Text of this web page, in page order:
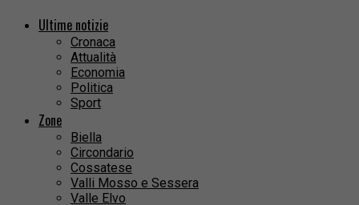
Ultime notizie
Cronaca
Attualità
Economia
Politica
Sport
Zone
Biella
Circondario
Cossatese
Valli Mosso e Sessera
Valle Elvo